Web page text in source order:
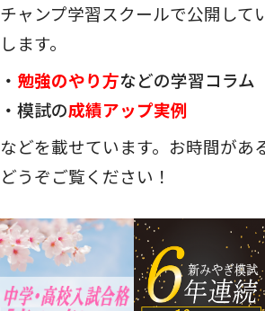
チャンプ学習スクールで公開して
します。
・ 勉強のやり方などの学習コラム
・模試の成績アップ実例
などを載せています。お時間があ
どうぞご覧ください！